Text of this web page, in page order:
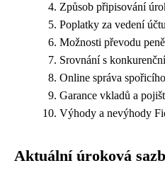
Způsob připisování
Poplatky za vedení účtu
Možnosti převodu
Srovnání s
Online správa
Garance vkladů a
Výhody a nevýhody
Aktuální úroková